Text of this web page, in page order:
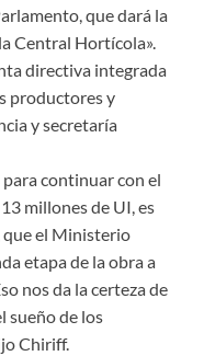
que dará la
Central Hortícola».
directiva integrada
productores y
y secretaría
para continuar con el
millones de UI, es
que el Ministerio
etapa de la obra a
nos da la certeza de
sueño de los
Chiriff.